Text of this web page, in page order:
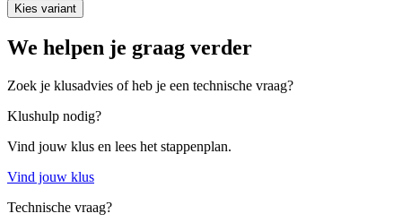
Kies variant
We helpen je graag verder
Zoek je klusadvies of heb je een technische vraag?
Klushulp nodig?
Vind jouw klus en lees het stappenplan.
Vind jouw klus
Technische vraag?